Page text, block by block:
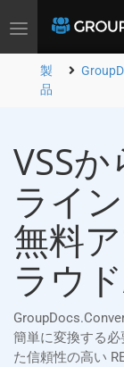
Toggle
製
品
VSS
ライ
無料
ラウ
簡単に変換する
た信頼性の高い